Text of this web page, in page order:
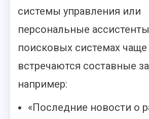
системы управления или
персональные
поисковых системах чаще
встречаются составные
например:
«Последние новости о